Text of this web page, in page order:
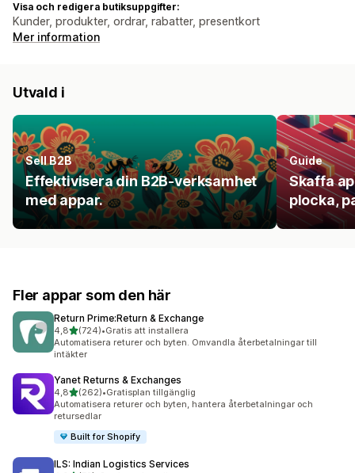
Visa och redigera butiksuppgifter:
Kunder, produkter, ordrar, rabatter, presentkort
Mer information
Utvald i
Sell B2B
Effektivisera din B2B-verksamhet
med appar.
Guide
Skaffa
plocka,
Fler appar som den här
Return Prime:Return & Exchange
4,8av 5 stjärnor
(724)
724 recensioner totalt
•Gratis att installera
Automatisera returer och byten. Omvandla återbetalningar till
intäkter
Yanet Returns & Exchanges
4,8av 5 stjärnor
(262)
262 recensioner totalt
•Gratisplan tillgänglig
Automatisera returer och byten, hantera återbetalningar och
retursedlar
Built for Shopify
ILS: Indian Logistics Services